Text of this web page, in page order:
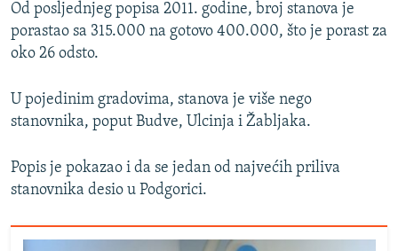
Od posljednjeg popisa 2011. godine, broj stanova je
porastao sa 315.000 na gotovo 400.000, što je porast za
oko 26 odsto.
U pojedinim gradovima, stanova je više nego
stanovnika, poput Budve, Ulcinja i Žabljaka.
Popis je pokazao i da se jedan od najvećih priliva
stanovnika desio u Podgorici.